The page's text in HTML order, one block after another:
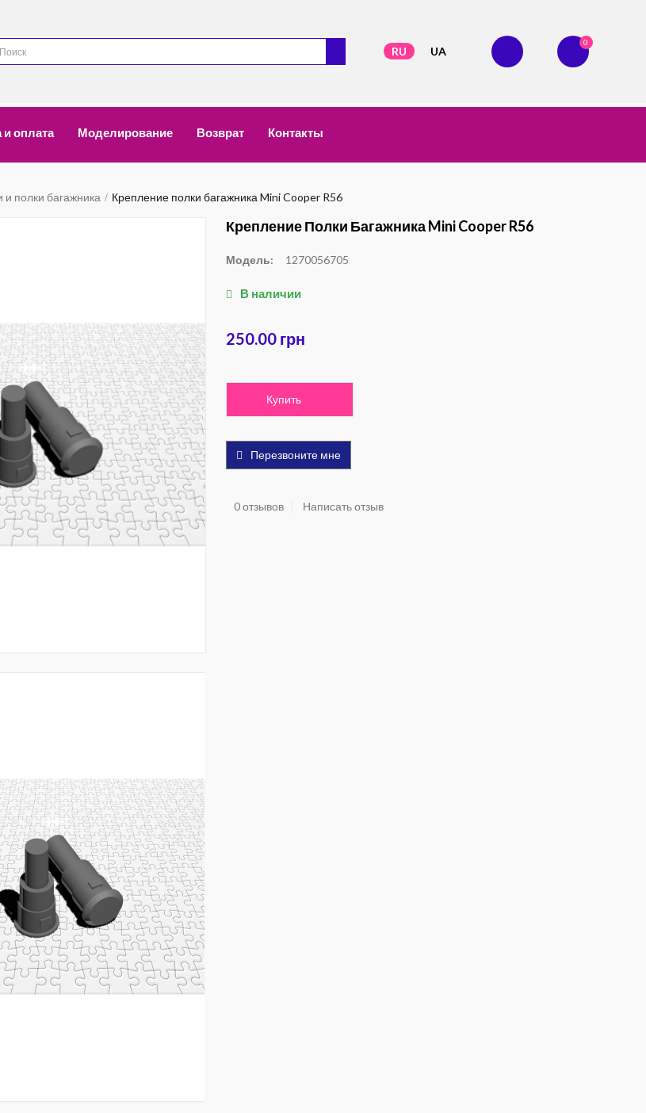
RU UA
0
и оплата Моделирование Возврат Контакты
и полки багажника Крепление полки багажника Mini Cooper R56
Крепление Полки Багажника Mini Cooper R56
Модель: 1270056705
В наличии
250.00 грн
Купить
Перезвоните мне
0 отзывов Написать отзыв